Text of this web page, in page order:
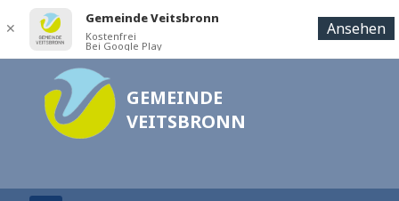
GEMEINDE
VEITSBRONN
✕
Gemeinde Veitsbronn
Kostenfrei
Bei Google Play
Ansehen